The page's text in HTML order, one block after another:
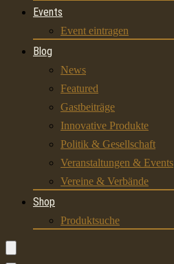
Events
Event eintragen
Blog
News
Featured
Gastbeiträge
Innovative Produkte
Politik & Gesellschaft
Veranstaltungen & Events
Vereine & Verbände
Shop
Produktsuche